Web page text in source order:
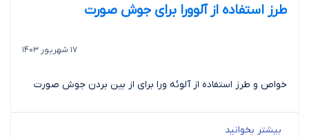
طرز استفاده از آلوورا برای جوش صورت
17 شهریور 1403
خواص و طرز استفاده از آلوئه ورا برای از بین بردن جوش صورت
بیشتر بخوانید